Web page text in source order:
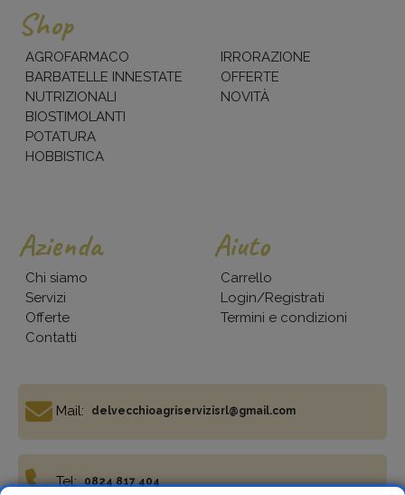
Shop
AGROFARMACO
BARBATELLE INNESTATE
NUTRIZIONALI
BIOSTIMOLANTI
POTATURA
HOBBISTICA
IRRORAZIONE
OFFERTE
NOVITÀ
Azienda
Chi siamo
Servizi
Offerte
Contatti
Aiuto
Carrello
Login/Registrati
Termini e condizioni
Mail: delvecchioagriservizisrl@gmail.com
Tel: 0824 817 404